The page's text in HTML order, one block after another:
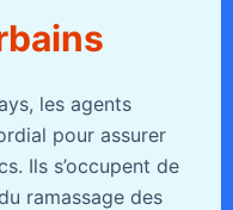
les agents
pour assurer
Ils s’occupent de
ramassage des